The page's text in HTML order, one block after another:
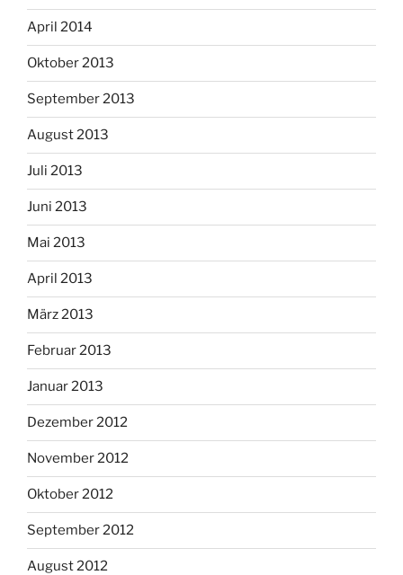
April 2014
Oktober 2013
September 2013
August 2013
Juli 2013
Juni 2013
Mai 2013
April 2013
März 2013
Februar 2013
Januar 2013
Dezember 2012
November 2012
Oktober 2012
September 2012
August 2012